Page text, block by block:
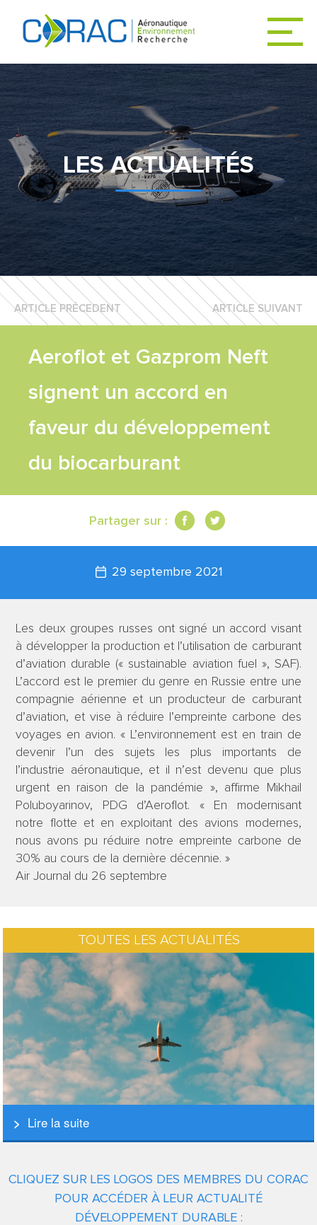
ACCUEIL
ACTUALITÉS
LE CORAC
DÉCARBONER
L’AVIATION
FEUILLE DE
TRAVAUX
CONTACT
LES ACTUALITÉS
ARTICLE PRÉCEDENT ARTICLE SUIVANT
Aeroflot et Gazprom Neft
signent un accord en
faveur du développement
du biocarburant
Partager sur :
29 septembre 2021
Les deux groupes russes ont signé un accord visant
à développer la production et l’utilisation de carburant
d’aviation durable (« sustainable aviation fuel », SAF).
L’accord est le premier du genre en Russie entre une
compagnie aérienne et un producteur de carburant
d’aviation, et vise à réduire l’empreinte carbone des
voyages en avion. « L’environnement est en train de
devenir l’un des sujets les plus importants de
l’industrie aéronautique, et il n’est devenu que plus
urgent en raison de la pandémie », affirme Mikhail
Poluboyarinov, PDG d’Aeroflot. « En modernisant
notre flotte et en exploitant des avions modernes,
nous avons pu réduire notre empreinte carbone de
30% au cours de la dernière décennie. »
Air Journal du 26 septembre
TOUTES LES ACTUALITÉS
Lire la suite
CLIQUEZ SUR LES LOGOS DES MEMBRES DU CORAC
POUR ACCÉDER À LEUR ACTUALITÉ
DÉVELOPPEMENT DURABLE :